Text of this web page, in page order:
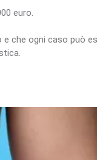
euro.
che ogni caso può